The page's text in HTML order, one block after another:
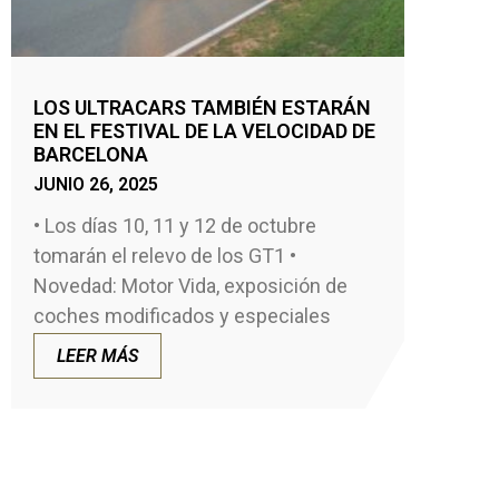
LOS ULTRACARS TAMBIÉN ESTARÁN
EN EL FESTIVAL DE LA VELOCIDAD DE
BARCELONA
JUNIO 26, 2025
• Los días 10, 11 y 12 de octubre
tomarán el relevo de los GT1 •
Novedad: Motor Vida, exposición de
coches modificados y especiales
LEER MÁS